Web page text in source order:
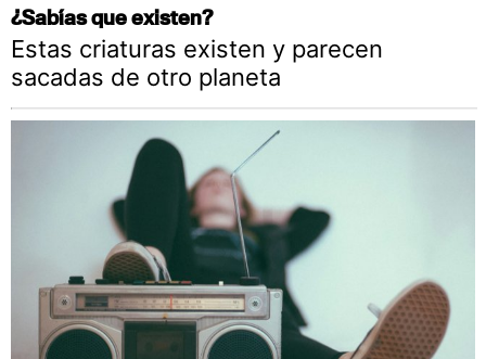
¿Sabías que existen?
Estas criaturas existen y parecen
sacadas de otro planeta